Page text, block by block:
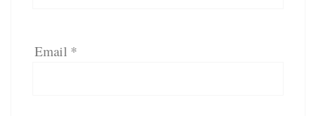
Email *